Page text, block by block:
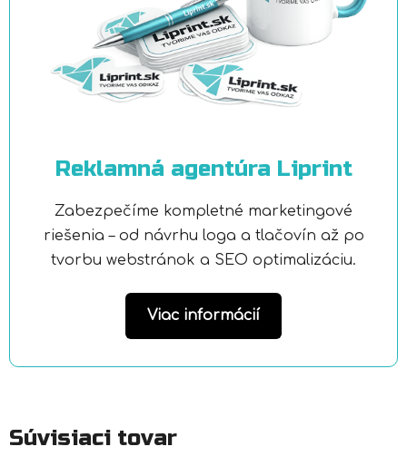
Reklamná agentúra Liprint
Zabezpečíme kompletné marketingové
riešenia – od návrhu loga a tlačovín až po
tvorbu webstránok a SEO optimalizáciu.
Viac informácií
Súvisiaci tovar